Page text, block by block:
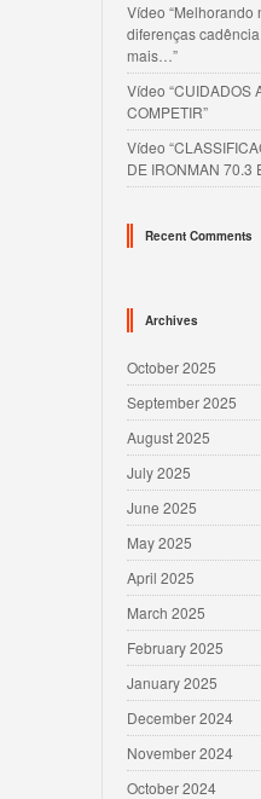
Vídeo “Melhorando
diferenças
mais…”
Vídeo “CUIDADOS
COMPETIR”
Vídeo
DE IRONMAN 70.3
Recent Comments
Archives
October 2025
September 2025
August 2025
July 2025
June 2025
May 2025
April 2025
March 2025
February 2025
January 2025
December 2024
November 2024
October 2024